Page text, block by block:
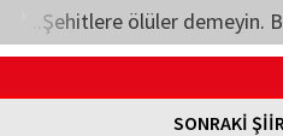
"...Şehitlere ölüler demeyin.
SONRAKİ ŞİİR